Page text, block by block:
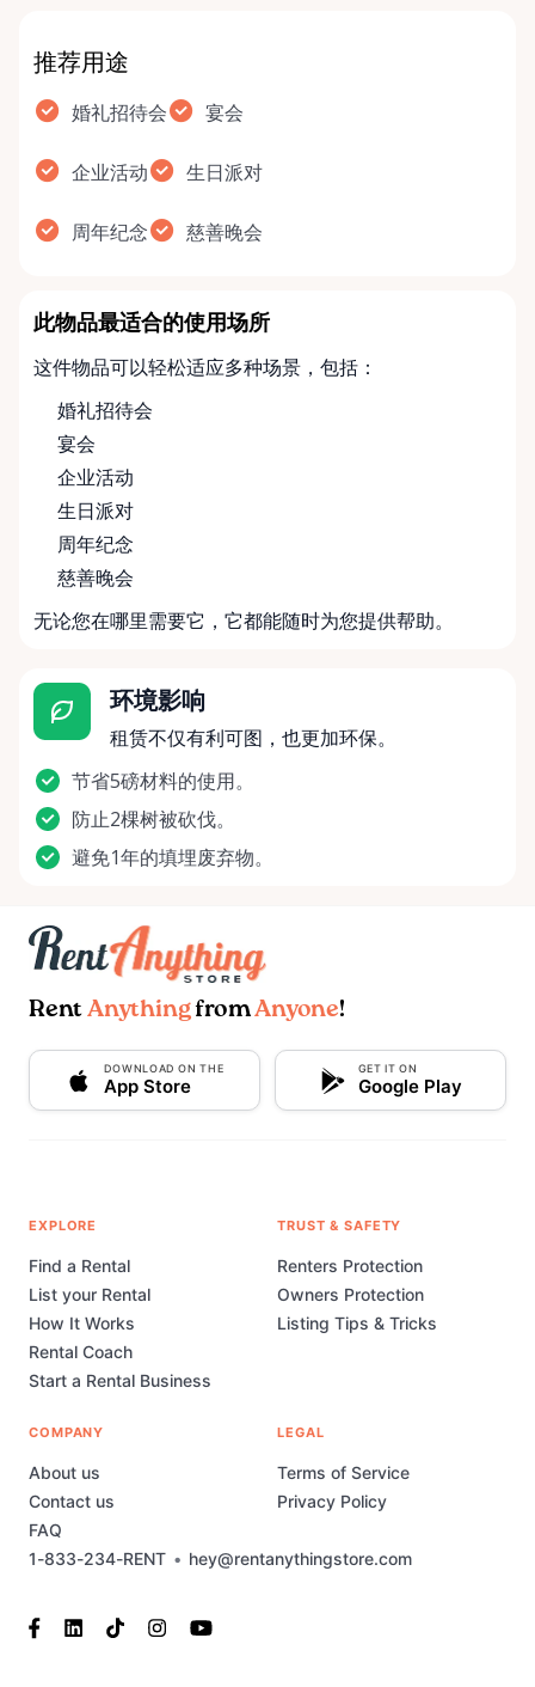
推荐用途
婚礼招待会 宴会
企业活动 生日派对
周年纪念 慈善晚会
此物品最适合的使用场所
这件物品可以轻松适应多种场景，包括：
婚礼招待会
宴会
企业活动
生日派对
周年纪念
慈善晚会
无论您在哪里需要它，它都能随时为您提供帮助。
环境影响
租赁不仅有利可图，也更加环保。
节省5磅材料的使用。
防止2棵树被砍伐。
避免1年的填埋废弃物。
Rent AnythingfromAnyone!
DOWNLOAD ON THE
App Store
GET IT ON
Google Play
1-833-234-RENT • hey@rentanythingstore.com
EXPLORE
Find a Rental
List your Rental
How It Works
Rental Coach
Start a Rental Business
TRUST & SAFETY
Renters Protection
Owners Protection
Listing Tips & Tricks
COMPANY
About us
Contact us
FAQ
LEGAL
Terms of Service
Privacy Policy